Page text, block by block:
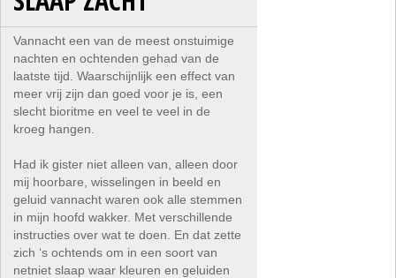
Vannacht een van de meest onstuimige
nachten en ochtenden gehad van de
laatste tijd. Waarschijnlijk een effect van
meer vrij zijn dan goed voor je is, een
slecht bioritme en veel te veel in de
kroeg hangen.
Had ik gister niet alleen van, alleen door
mij hoorbare, wisselingen in beeld en
geluid vannacht waren ook alle stemmen
in mijn hoofd wakker. Met verschillende
instructies over wat te doen. En dat zette
zich ‘s ochtends om in een soort van
netniet slaap waar kleuren en geluiden